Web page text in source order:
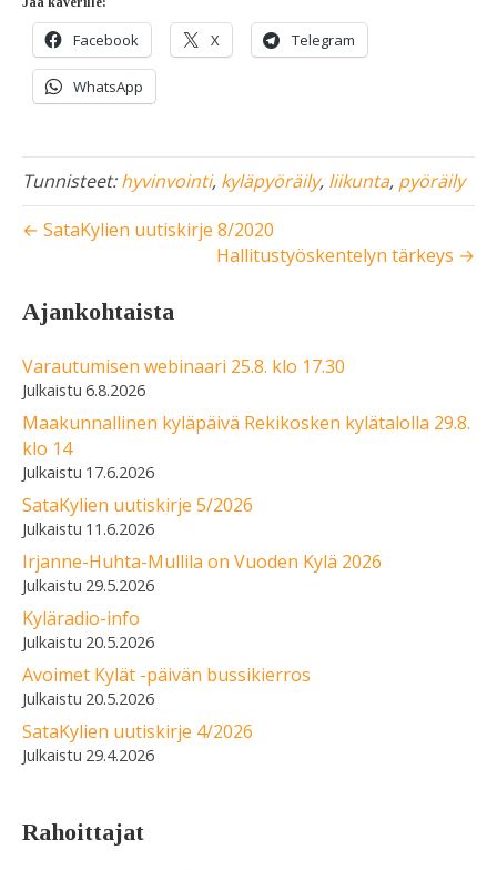
Facebook X Telegram
WhatsApp
Tunnisteet:hyvinvointi, kyläpyöräily, liikunta, pyöräily
← SataKylien uutiskirje 8/2020
Hallitustyöskentelyn tärkeys →
Ajankohtaista
Varautumisen webinaari 25.8. klo 17.30
6.8.2026
Maakunnallinen kyläpäivä Rekikosken kylätalolla 29.8.
klo 14
17.6.2026
SataKylien uutiskirje 5/2026
11.6.2026
Irjanne-Huhta-Mullila on Vuoden Kylä 2026
29.5.2026
Kyläradio-info
20.5.2026
Avoimet Kylät -päivän bussikierros
20.5.2026
SataKylien uutiskirje 4/2026
29.4.2026
Rahoittajat